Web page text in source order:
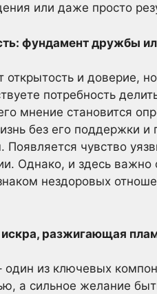
или даже просто
фундамент дружбы
и доверие,
потребность
мнение становится
без его поддержки и
чувство
Однако, и здесь
нездоровых
разжигающая
один из ключевых
а сильное желание